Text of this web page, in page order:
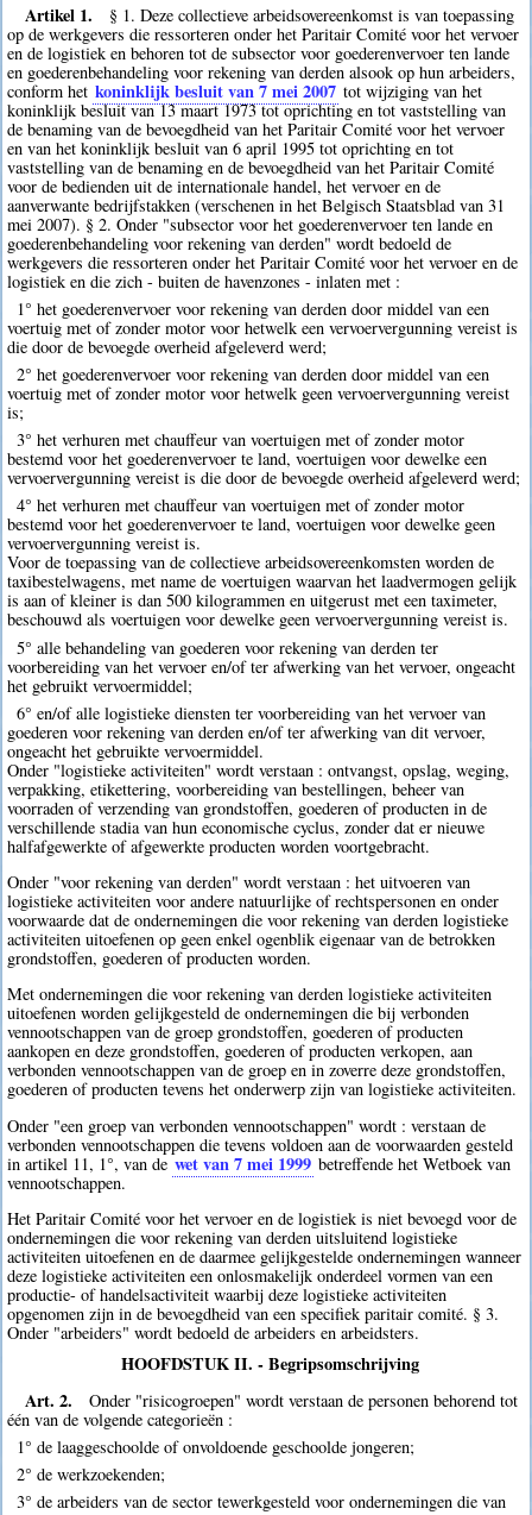
Artikel 1.
§ 1. Deze collectieve arbeidsovereenkomst is van toepassing
op de werkgevers die ressorteren onder het Paritair Comité voor het vervoer
en de logistiek en behoren tot de subsector voor goederenvervoer ten lande
en goederenbehandeling voor rekening van derden alsook op hun arbeiders,
conform het koninklijk besluit van 7 mei 2007 tot wijziging van het
koninklijk besluit van 13 maart 1973 tot oprichting en tot vaststelling van
de benaming van de bevoegdheid van het Paritair Comité voor het vervoer
en van het koninklijk besluit van 6 april 1995 tot oprichting en tot
vaststelling van de benaming en de bevoegdheid van het Paritair Comité
voor de bedienden uit de internationale handel, het vervoer en de
aanverwante bedrijfstakken (verschenen in het Belgisch Staatsblad van 31
mei 2007). § 2. Onder "subsector voor het goederenvervoer ten lande en
goederenbehandeling voor rekening van derden" wordt bedoeld de
werkgevers die ressorteren onder het Paritair Comité voor het vervoer en de
logistiek en die zich - buiten de havenzones - inlaten met :
1° het goederenvervoer voor rekening van derden door middel van een
voertuig met of zonder motor voor hetwelk een vervoervergunning vereist is
die door de bevoegde overheid afgeleverd werd;
2° het goederenvervoer voor rekening van derden door middel van een
voertuig met of zonder motor voor hetwelk geen vervoervergunning vereist
is;
3° het verhuren met chauffeur van voertuigen met of zonder motor
bestemd voor het goederenvervoer te land, voertuigen voor dewelke een
vervoervergunning vereist is die door de bevoegde overheid afgeleverd werd;
4° het verhuren met chauffeur van voertuigen met of zonder motor
bestemd voor het goederenvervoer te land, voertuigen voor dewelke geen
vervoervergunning vereist is.
Voor de toepassing van de collectieve arbeidsovereenkomsten worden de
taxibestelwagens, met name de voertuigen waarvan het laadvermogen gelijk
is aan of kleiner is dan 500 kilogrammen en uitgerust met een taximeter,
beschouwd als voertuigen voor dewelke geen vervoervergunning vereist is.
5° alle behandeling van goederen voor rekening van derden ter
voorbereiding van het vervoer en/of ter afwerking van het vervoer, ongeacht
het gebruikt vervoermiddel;
6° en/of alle logistieke diensten ter voorbereiding van het vervoer van
goederen voor rekening van derden en/of ter afwerking van dit vervoer,
ongeacht het gebruikte vervoermiddel.
Onder "logistieke activiteiten" wordt verstaan : ontvangst, opslag, weging,
verpakking, etikettering, voorbereiding van bestellingen, beheer van
voorraden of verzending van grondstoffen, goederen of producten in de
verschillende stadia van hun economische cyclus, zonder dat er nieuwe
halfafgewerkte of afgewerkte producten worden voortgebracht.
Onder "voor rekening van derden" wordt verstaan : het uitvoeren van
logistieke activiteiten voor andere natuurlijke of rechtspersonen en onder
voorwaarde dat de ondernemingen die voor rekening van derden logistieke
activiteiten uitoefenen op geen enkel ogenblik eigenaar van de betrokken
grondstoffen, goederen of producten worden.
Met ondernemingen die voor rekening van derden logistieke activiteiten
uitoefenen worden gelijkgesteld de ondernemingen die bij verbonden
vennootschappen van de groep grondstoffen, goederen of producten
aankopen en deze grondstoffen, goederen of producten verkopen, aan
verbonden vennootschappen van de groep en in zoverre deze grondstoffen,
goederen of producten tevens het onderwerp zijn van logistieke activiteiten.
Onder "een groep van verbonden vennootschappen" wordt : verstaan de
verbonden vennootschappen die tevens voldoen aan de voorwaarden gesteld
in artikel 11, 1°, van de wet van 7 mei 1999 betreffende het Wetboek van
vennootschappen.
Het Paritair Comité voor het vervoer en de logistiek is niet bevoegd voor de
ondernemingen die voor rekening van derden uitsluitend logistieke
activiteiten uitoefenen en de daarmee gelijkgestelde ondernemingen wanneer
deze logistieke activiteiten een onlosmakelijk onderdeel vormen van een
productie- of handelsactiviteit waarbij deze logistieke activiteiten
opgenomen zijn in de bevoegdheid van een specifiek paritair comité. § 3.
Onder "arbeiders" wordt bedoeld de arbeiders en arbeidsters.
HOOFDSTUK II. - Begripsomschrijving
Art. 2.
Onder "risicogroepen" wordt verstaan de personen behorend tot
één van de volgende categorieën :
1° de laaggeschoolde of onvoldoende geschoolde jongeren;
2° de werkzoekenden;
3° de arbeiders van de sector tewerkgesteld voor ondernemingen die van